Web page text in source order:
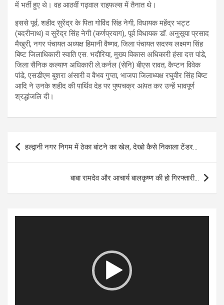
में भर्ती हुए थे। वह आठवीं गढ़वाल राइफल्स में तैनात थे।
इससे पूर्व, शहीद सुरेंद्र के पिता गोविंद सिंह नेगी, विधायक महेंद्र भट्ट
(बदरीनाथ) व सुरेंद्र सिंह नेगी (कर्णप्रयाग), पूर्व विधायक डॉ. अनुसूया प्रसाद
मैखुरी, नगर पंचायत अध्यक्ष हिमानी वैष्णव, जिला पंचायत सदस्य लक्ष्मण सिंह
बिष्ट जिलाधिकारी स्वाति एस. भदौरिया, मुख्य विकास अधिकारी हंसा दत्त पांडे,
जिला सैनिक कल्याण अधिकारी ले.कर्नल (सेनि) बीएस रावत, कैप्टन विवेक
पांडे, एसडीएम बुशरा अंसारी व वैभव गुप्ता, भाजपा जिलाध्यक्ष रघुवीर सिंह बिष्ट
आदि ने उनके शहीद की पार्थिव देह पर पुष्पचक्र अíपत कर उन्हें भावपूर्ण
श्रद्धांजलि दी।
Post
navigation
हल्द्वानी नगर निगम में ठेका बांटने का खेल, देखो कैसे निकाला टेंडर…
बाबा रामदेव और आचार्य बालकृष्ण की हो गिरफ्तारी…